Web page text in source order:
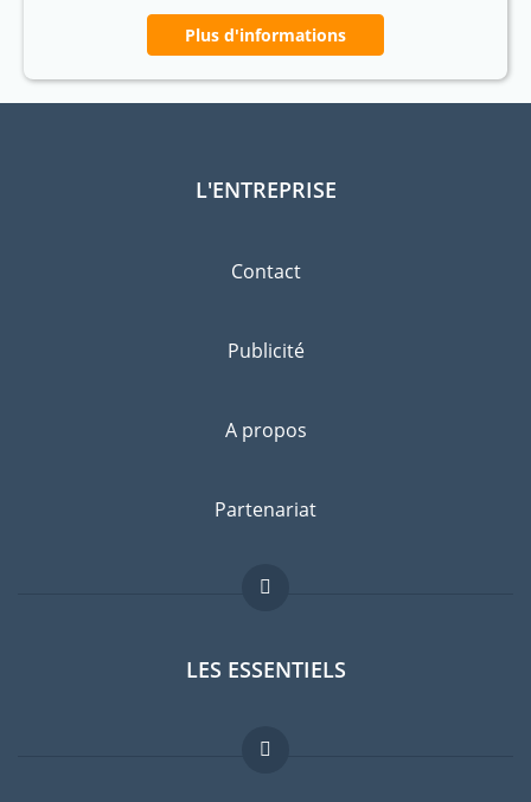
Plus d'informations
L'ENTREPRISE
Contact
Publicité
A propos
Partenariat
LES ESSENTIELS
Forum expatriés